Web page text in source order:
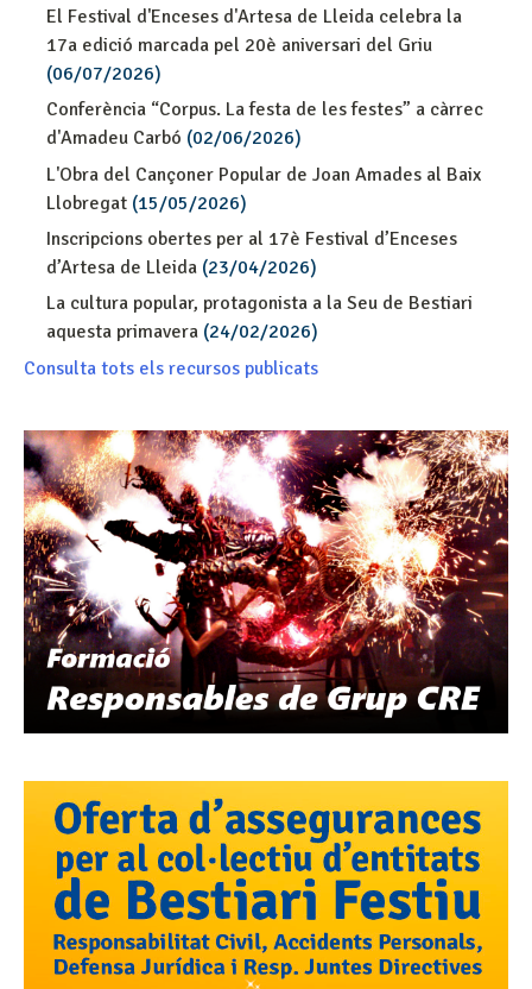
El Festival d'Enceses d'Artesa de Lleida celebra la
17a edició marcada pel 20è aniversari del Griu
(06/07/2026)
Conferència “Corpus. La festa de les festes” a càrrec
d'Amadeu Carbó (02/06/2026)
L'Obra del Cançoner Popular de Joan Amades al Baix
Llobregat (15/05/2026)
Inscripcions obertes per al 17è Festival d’Enceses
d’Artesa de Lleida (23/04/2026)
La cultura popular, protagonista a la Seu de Bestiari
aquesta primavera (24/02/2026)
Consulta tots els recursos publicats